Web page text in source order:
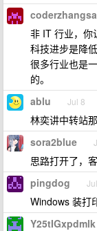
非 IT 行业，你
科技进步是降
很多行业也是
的。
ablu Jul 8
林奕讲中转站
sora2blue
思路打开了，
pingdog
Windows 装打
Y25tIGxpdmlk